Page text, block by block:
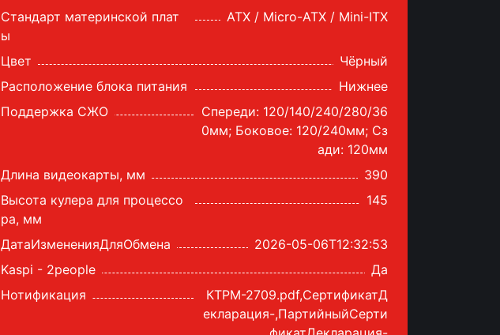
Стандарт материнской плат
ы
ATX / Micro-ATX / Mini-ITX
Цвет
Чёрный
Расположение блока питания
Нижнее
Поддержка СЖО
Спереди: 120/140/240/280/36
0мм; Боковое: 120/240мм; Сз
ади: 120мм
Длина видеокарты, мм
390
Высота кулера для процессо
ра, мм
145
ДатаИзмененияДляОбмена
2026-05-06T12:32:53
Kaspi - 2people
Да
Нотификация
КТРМ-2709.pdf,СертификатД
екларация-,ПартийныйСерти